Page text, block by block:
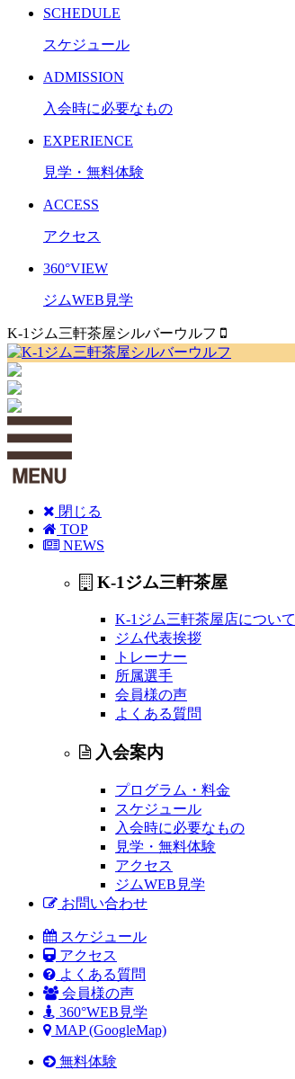
SCHEDULE
スケジュール
ADMISSION
入会時に必要なもの
EXPERIENCE
見学・無料体験
ACCESS
アクセス
360°VIEW
ジムWEB見学
K-1ジム三軒茶屋シルバーウルフ
閉じる
TOP
NEWS
K-1ジム三軒茶屋
K-1ジム三軒茶屋店について
ジム代表挨拶
トレーナー
所属選手
会員様の声
よくある質問
入会案内
プログラム・料金
スケジュール
入会時に必要なもの
見学・無料体験
アクセス
ジムWEB見学
お問い合わせ
スケジュール
アクセス
よくある質問
会員様の声
360°WEB見学
MAP (GoogleMap)
無料体験